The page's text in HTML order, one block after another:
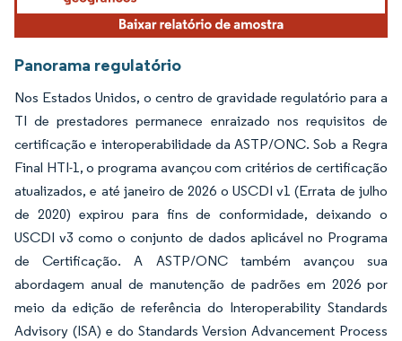
Panorama regulatório
Nos Estados Unidos, o centro de gravidade regulatório para a
TI de prestadores permanece enraizado nos requisitos de
certificação e interoperabilidade da ASTP/ONC. Sob a Regra
Final HTI-1, o programa avançou com critérios de certificação
atualizados, e até janeiro de 2026 o USCDI v1 (Errata de julho
de 2020) expirou para fins de conformidade, deixando o
USCDI v3 como o conjunto de dados aplicável no Programa
de Certificação. A ASTP/ONC também avançou sua
abordagem anual de manutenção de padrões em 2026 por
meio da edição de referência do Interoperability Standards
Advisory (ISA) e do Standards Version Advancement Process